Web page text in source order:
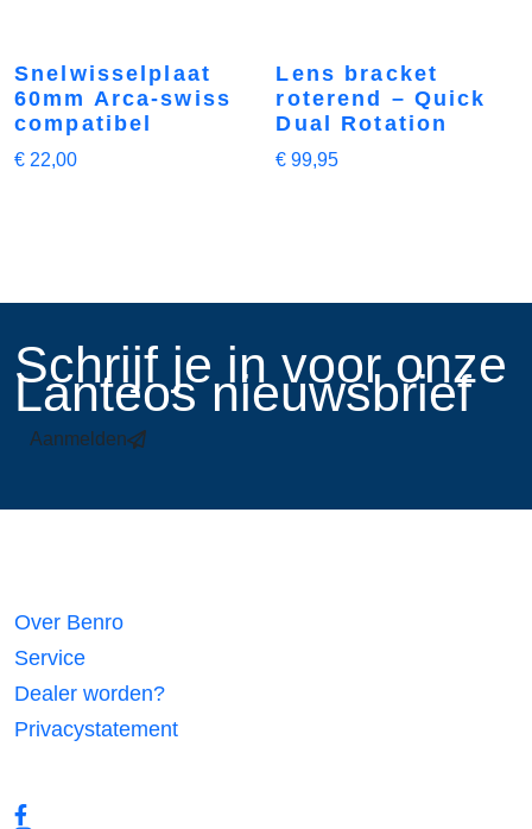
Snelwisselplaat
60mm Arca-swiss
compatibel
€ 22,00
Lens bracket
roterend – Quick
Dual Rotation
€ 99,95
​Schrijf je in voor onze
Lanteos nieuwsbrief
Aanmelden
Over Benro
Service
Dealer worden?
Privacystatement